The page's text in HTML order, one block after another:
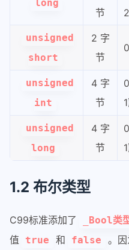
long
节
unsigned
short
2 字
节
unsigned
int
4 字
节
unsigned
long
4 字
节
1.2 布尔类型
C99标准添加了 _Bool类
值
true 和 false
。